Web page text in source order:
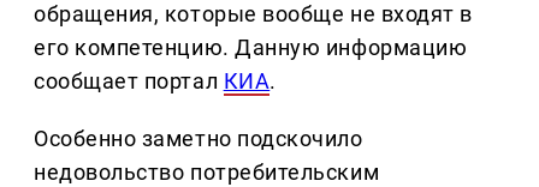
обращения, которые вообще не входят в
его компетенцию. Данную информацию
сообщает портал КИА.
Особенно заметно подскочило
недовольство потребительским